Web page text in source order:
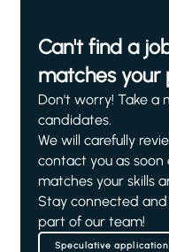
Can't find a
matches your
Don't worry! Take a
candidates.
We will carefully
contact you as
matches your skills
Stay connected
part of our team!
Speculative application